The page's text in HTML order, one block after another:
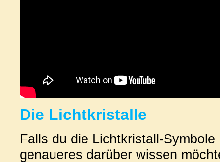
Die Lichtkristalle
Falls du die Lichtkristall-
genaueres darüber wissen